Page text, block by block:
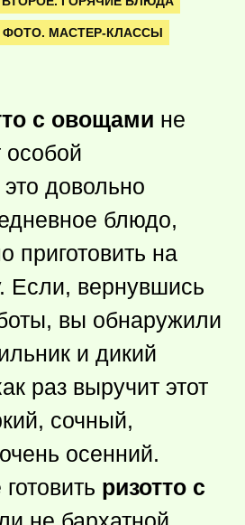
ФОТО. МАСТЕР-КЛАССЫ
с овощами не
особой
довольно
блюдо,
приготовить на
Если, вернувшись
вы обнаружили
и дикий
раз выручит этот
сочный,
осенний.
ризотто с